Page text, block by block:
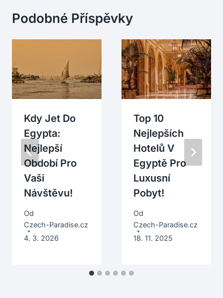
Podobné Příspěvky
Kdy Jet Do
Egypta:
Nejlepší
Období Pro
Vaši
Návštěvu!
Od
Czech-Paradise.cz
4. 3. 2026
Top 10
Nejlepších
Hotelů V
Egyptě Pro
Luxusní
Pobyt!
Od
Czech-Paradise.cz
18. 11. 2025